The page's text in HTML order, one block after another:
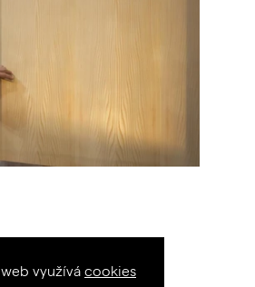
web využívá cookies